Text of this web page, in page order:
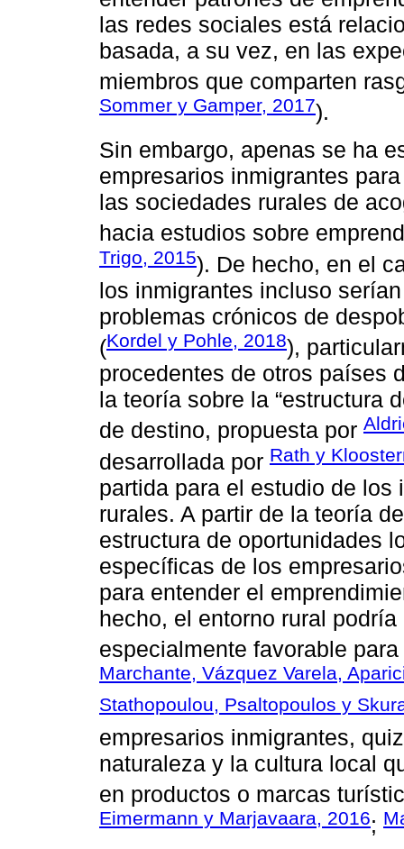
las redes sociales está
basada, a su vez, en las
miembros que comparten
Sommer y Gamper, 2017).
Sin embargo, apenas se ha
empresarios inmigrantes
las sociedades rurales de
hacia estudios sobre
Trigo, 2015). De hecho, en el
los inmigrantes incluso
problemas crónicos de
(Kordel y Pohle, 2018),
procedentes de otros países
la teoría sobre la “estructura
de destino, propuesta por
desarrollada por Rath y
partida para el estudio de
rurales. A partir de la teoría
estructura de oportunidades
específicas de los
para entender el
hecho, el entorno rural
especialmente favorable
Marchante, Vázquez Varela,
Stathopoulou, Psaltopoulos y
empresarios inmigrantes,
naturaleza y la cultura local
en productos o marcas
Eimermann y Marjavaara, 2016;